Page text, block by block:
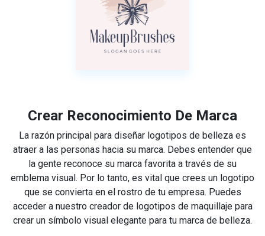
Crear Reconocimiento De Marca
La razón principal para diseñar logotipos de belleza es
atraer a las personas hacia su marca. Debes entender que
la gente reconoce su marca favorita a través de su
emblema visual. Por lo tanto, es vital que crees un logotipo
que se convierta en el rostro de tu empresa. Puedes
acceder a nuestro creador de logotipos de maquillaje para
crear un símbolo visual elegante para tu marca de belleza.